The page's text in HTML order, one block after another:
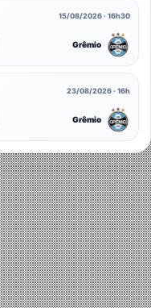
15/08/2026 · 16h30
Grêmio
23/08/2026 · 16h
Grêmio